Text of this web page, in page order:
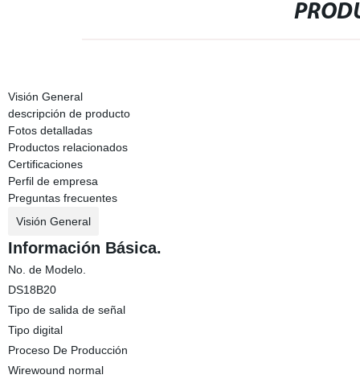
Visión General
descripción de producto
Fotos detalladas
Productos relacionados
Certificaciones
Perfil de empresa
Preguntas frecuentes
Visión General
Información Básica.
No. de Modelo.
DS18B20
Tipo de salida de señal
Tipo digital
Proceso De Producción
Wirewound normal